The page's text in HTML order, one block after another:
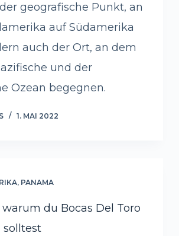
geografische Punkt, an
auf Südamerika
auch der Ort, an dem
und der
Ozean begegnen.
1. MAI 2022
, PANAMA
warum du Bocas Del Toro
solltest